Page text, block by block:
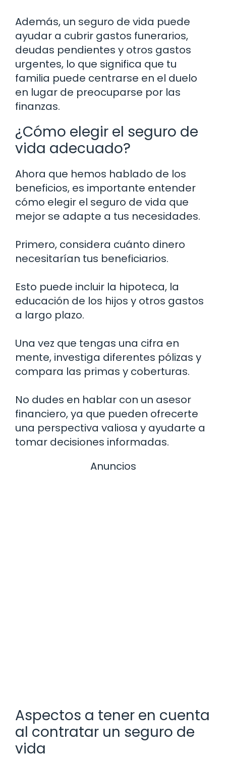
Además, un seguro de vida puede
ayudar a cubrir gastos funerarios,
deudas pendientes y otros gastos
urgentes, lo que significa que tu
familia puede centrarse en el duelo
en lugar de preocuparse por las
finanzas.
¿Cómo elegir el seguro de
vida adecuado?
Ahora que hemos hablado de los
beneficios, es importante entender
cómo elegir el seguro de vida que
mejor se adapte a tus necesidades.
Primero, considera cuánto dinero
necesitarían tus beneficiarios.
Esto puede incluir la hipoteca, la
educación de los hijos y otros gastos
a largo plazo.
Una vez que tengas una cifra en
mente, investiga diferentes pólizas y
compara las primas y coberturas.
No dudes en hablar con un asesor
financiero, ya que pueden ofrecerte
una perspectiva valiosa y ayudarte a
tomar decisiones informadas.
Anuncios
Aspectos a tener en cuenta
al contratar un seguro de
vida